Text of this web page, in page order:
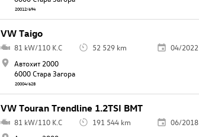
20012/694
VW Taigo
81 kW/110 K.C 52 529 km
04/2022
Автохит 2000
6000 Стара Загора
20004/628
VW Touran Trendline 1.2TSI BMT
81 kW/110 K.C 191 544 km
06/2018